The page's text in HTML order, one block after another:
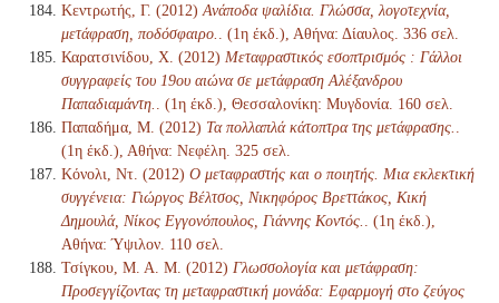
Κεντρωτής, Γ. (2012) Ανάποδα ψαλίδια. Γλώσσα, λογοτεχνία,
μετάφραση, ποδόσφαιρο.
. (1η έκδ.), Αθήνα: Δίαυλος. 336 σελ.
Καρατσινίδου, Χ. (2012) Μεταφραστικός εσοπτρισμός : Γάλλοι
συγγραφείς του 19ου αιώνα σε μετάφραση Αλέξανδρου
Παπαδιαμάντη.
. (1η έκδ.), Θεσσαλονίκη: Μυγδονία. 160 σελ.
Παπαδήμα, Μ. (2012) Τα πολλαπλά κάτοπτρα της μετάφρασης.
(1η έκδ.), Αθήνα: Νεφέλη. 325 σελ.
Κόνολι, Ντ. (2012) Ο μεταφραστής και ο ποιητής. Μια εκλεκτική
συγγένεια: Γιώργος Βέλτσος, Νικηφόρος Βρεττάκος, Κική
Δημουλά, Νίκος Εγγονόπουλος, Γιάννης Κοντός.
. (1η έκδ.),
Αθήνα: Ύψιλον. 110 σελ.
Τσίγκου, Μ. Α. Μ. (2012) Γλωσσολογία και μετάφραση:
Προσεγγίζοντας τη μεταφραστική μονάδα: Εφαρμογή στο ζεύγος